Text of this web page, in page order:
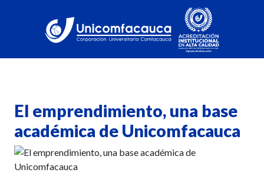
El emprendimiento, una base
académica de Unicomfacauca